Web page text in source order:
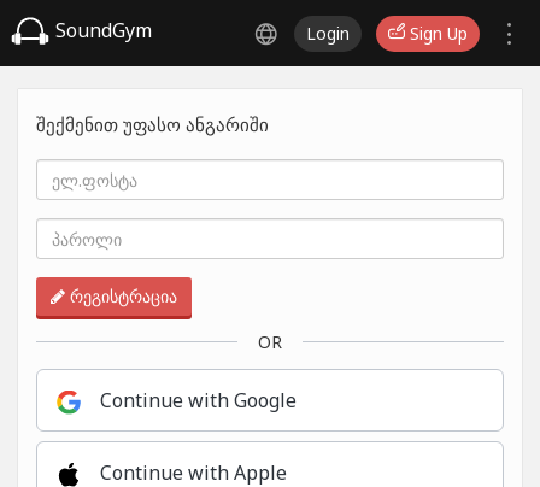
SoundGym Login Sign Up
შექმენით უფასო ანგარიში
რეგისტრაცია
OR
Continue with Google
Continue with Apple